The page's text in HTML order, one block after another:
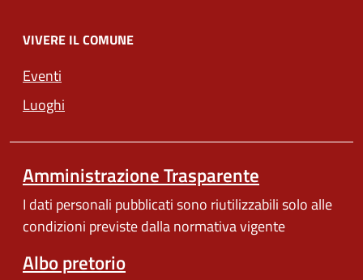
VIVERE IL COMUNE
Eventi
Luoghi
Amministrazione Trasparente
I dati personali pubblicati sono riutilizzabili solo alle
condizioni previste dalla normativa vigente
Albo pretorio